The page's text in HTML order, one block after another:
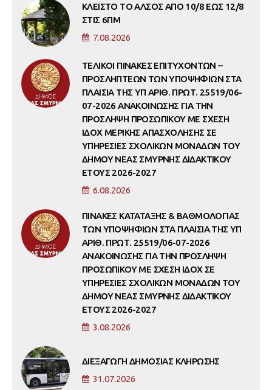
ΚΛΕΙΣΤΟ ΤΟ ΑΛΣΟΣ ΑΠΟ 10/8 ΕΩΣ 12/8
ΣΤΙΣ 6ΠΜ
7.08.2026
ΤΕΛΙΚΟΙ ΠΙΝΑΚΕΣ ΕΠΙΤΥΧΟΝΤΩΝ –
ΠΡΟΣΛΗΠΤΕΩΝ ΤΩΝ ΥΠΟΨΗΦΙΩΝ ΣΤΑ
ΠΛΑΙΣΙΑ ΤΗΣ ΥΠ ΑΡΙΘ. ΠΡΩΤ. 25519/06-
07-2026 ΑΝΑΚΟΙΝΩΣΗΣ ΓΙΑ ΤΗΝ
ΠΡΟΣΛΗΨΗ ΠΡΟΣΩΠΙΚΟΥ ΜΕ ΣΧΕΣΗ
ΙΔΟΧ ΜΕΡΙΚΗΣ ΑΠΑΣΧΟΛΗΣΗΣ ΣΕ
ΥΠΗΡΕΣΙΕΣ ΣΧΟΛΙΚΩΝ ΜΟΝΑΔΩΝ ΤΟΥ
ΔΗΜΟΥ ΝΕΑΣ ΣΜΥΡΝΗΣ ΔΙΔΑΚΤΙΚΟΥ
ΕΤΟΥΣ 2026-2027
6.08.2026
ΠΙΝΑΚΕΣ ΚΑΤΑΤΑΞΗΣ & ΒΑΘΜΟΛΟΓΙΑΣ
ΤΩΝ ΥΠΟΨΗΦΙΩΝ ΣΤΑ ΠΛΑΙΣΙΑ ΤΗΣ ΥΠ
ΑΡΙΘ. ΠΡΩΤ. 25519/06-07-2026
ΑΝΑΚΟΙΝΩΣΗΣ ΓΙΑ ΤΗΝ ΠΡΟΣΛΗΨΗ
ΠΡΟΣΩΠΙΚΟΥ ΜΕ ΣΧΕΣΗ ΙΔΟΧ ΣΕ
ΥΠΗΡΕΣΙΕΣ ΣΧΟΛΙΚΩΝ ΜΟΝΑΔΩΝ ΤΟΥ
ΔΗΜΟΥ ΝΕΑΣ ΣΜΥΡΝΗΣ ΔΙΔΑΚΤΙΚΟΥ
ΕΤΟΥΣ 2026-2027
3.08.2026
ΔΙΕΞΑΓΩΓΗ ΔΗΜΟΣΙΑΣ ΚΛΗΡΩΣΗΣ
31.07.2026